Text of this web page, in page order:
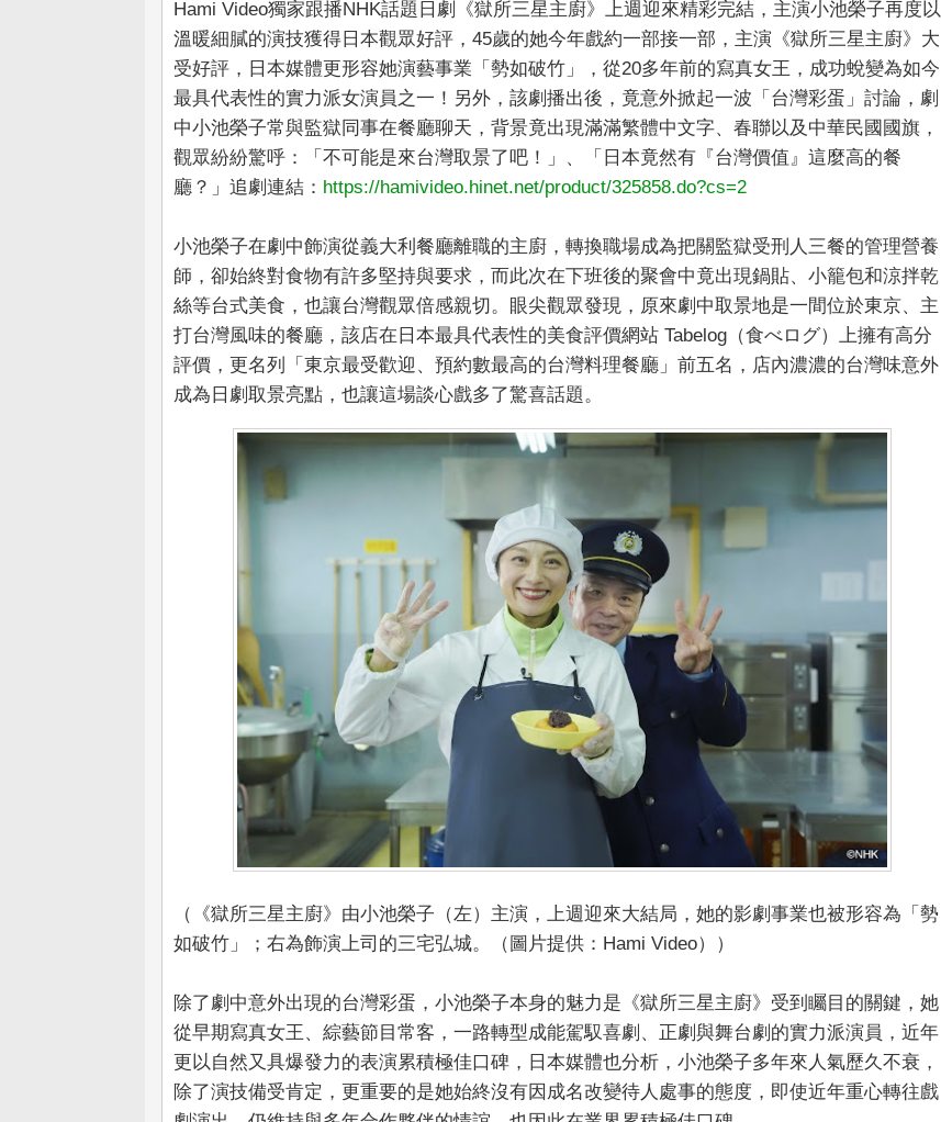
Hami Video獨家跟播NHK話題日劇《獄所三星主廚》上週迎來精彩完結，主演小池榮子再度以
溫暖細膩的演技獲得日本觀眾好評，45歲的她今年戲約一部接一部，主演《獄所三星主廚》大
受好評，日本媒體更形容她演藝事業「勢如破竹」，從20多年前的寫真女王，成功蛻變為如今
最具代表性的實力派女演員之一！另外，該劇播出後，竟意外掀起一波「台灣彩蛋」討論，劇
中小池榮子常與監獄同事在餐廳聊天，背景竟出現滿滿繁體中文字、春聯以及中華民國國旗，
觀眾紛紛驚呼：「不可能是來台灣取景了吧！」、「日本竟然有『台灣價值』這麼高的餐
廳？」追劇連結： https://hamivideo.hinet.net/product/325858.do?cs=2
小池榮子在劇中飾演從義大利餐廳離職的主廚，轉換職場成為把關監獄受刑人三餐的管理營養
師，卻始終對食物有許多堅持與要求，而此次在下班後的聚會中竟出現鍋貼、小籠包和涼拌乾
絲等台式美食，也讓台灣觀眾倍感親切。眼尖觀眾發現，原來劇中取景地是一間位於東京、主
打台灣風味的餐廳，該店在日本最具代表性的美食評價網站 Tabelog（食べログ）上擁有高分
評價，更名列「東京最受歡迎、預約數最高的台灣料理餐廳」前五名，店內濃濃的台灣味意外
成為日劇取景亮點，也讓這場談心戲多了驚喜話題。
（《獄所三星主廚》由小池榮子（左）主演，上週迎來大結局，她的影劇事業也被形容為「勢
如破竹」；右為飾演上司的三宅弘城。（圖片提供：Hami Video））
除了劇中意外出現的台灣彩蛋，小池榮子本身的魅力是《獄所三星主廚》受到矚目的關鍵，她
從早期寫真女王、綜藝節目常客，一路轉型成能駕馭喜劇、正劇與舞台劇的實力派演員，近年
更以自然又具爆發力的表演累積極佳口碑，日本媒體也分析，小池榮子多年來人氣歷久不衰，
除了演技備受肯定，更重要的是她始終沒有因成名改變待人處事的態度，即使近年重心轉往戲